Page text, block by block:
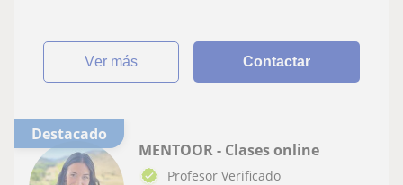
ver más Contactar
Destacado
MENTOOR - Clases online
Profesor Verificado